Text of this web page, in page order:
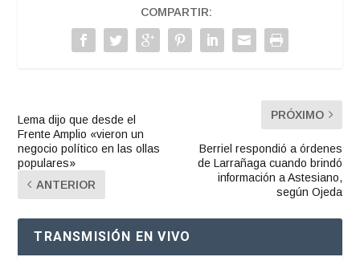
COMPARTIR:
Lema dijo que desde el
Frente Amplio «vieron un
negocio político en las ollas
populares»
ANTERIOR
PRÓXIMO
Berriel respondió a órdenes
de Larrañaga cuando brindó
información a Astesiano,
según Ojeda
TRANSMISIÓN EN VIVO